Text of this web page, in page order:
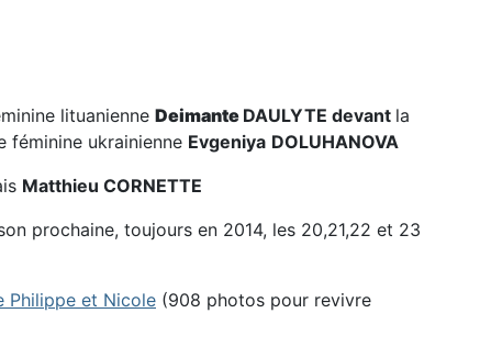
lituanienne Deimante DAULYTE devant la
féminine ukrainienne Evgeniya DOLUHANOVA
Matthieu CORNETTE
prochaine, toujours en 2014, les 20,21,22 et 23
Philippe et Nicole (908 photos pour revivre